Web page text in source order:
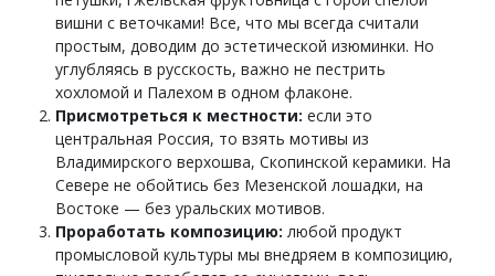
вишни с веточками! Все, что мы всегда считали
простым, доводим до эстетической изюминки. Но
углубляясь в русскость, важно не пестрить
хохломой и Палехом в одном флаконе.
Присмотреться к местности: если это
центральная Россия, то взять мотивы из
Владимирского верхошва, Скопинской керамики. На
Севере не обойтись без Мезенской лошадки, на
Востоке — без уральских мотивов.
Проработать композицию: любой продукт
промысловой культуры мы внедряем в композицию,